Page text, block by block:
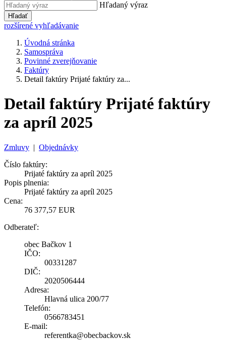
Hľadaný výraz
Hľadať
rozšírené vyhľadávanie
Úvodná stránka
Samospráva
Povinné zverejňovanie
Faktúry
Detail faktúry Prijaté faktúry za...
Detail faktúry Prijaté faktúry
za apríl 2025
Zmluvy | Objednávky
Číslo faktúry:
Prijaté faktúry za apríl 2025
Popis plnenia:
Prijaté faktúry za apríl 2025
Cena:
76 377,57 EUR
Odberateľ:
obec Bačkov 1
IČO:
00331287
DIČ:
2020506444
Adresa:
Hlavná ulica 200/77
Telefón:
0566783451
E-mail:
referentka@obecbackov.sk